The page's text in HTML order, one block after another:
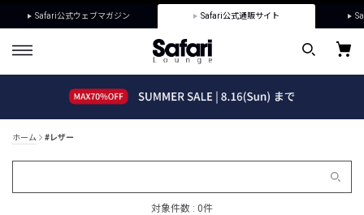
Safari公式ウェブマガジン Safari公式通販サイト
ホーム #レザー
対象件数 : 0件